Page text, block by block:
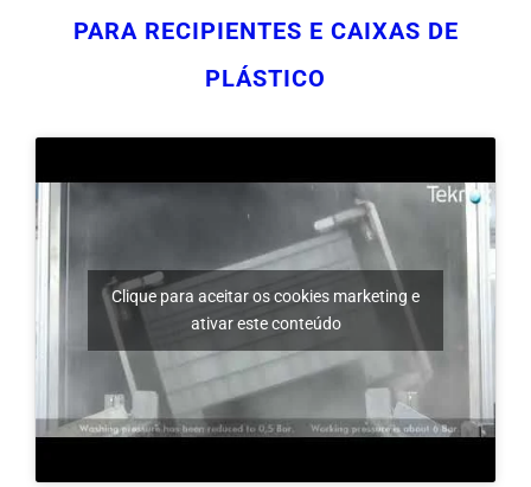
PLÁSTICO
Clique para aceitar os cookies marketing e
ativar este conteúdo